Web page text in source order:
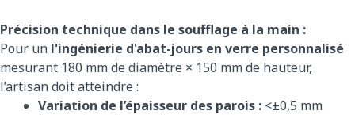
Précision technique dans le soufflage à la main :
Pour un l'ingénierie d'abat-jours en verre personnalisé
mesurant 180 mm de diamètre × 150 mm de hauteur,
l’artisan doit atteindre :
Variation de l’épaisseur des parois : <±0,5 mm